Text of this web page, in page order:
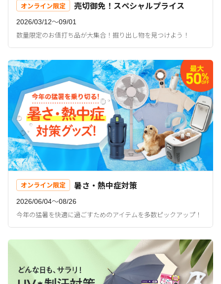
オンライン限定 売切御免！スペシャルプライス
2026/03/12〜09/01
数量限定のお値打ち品が大集合！掘り出し物を見つけよう！
オンライン限定 暑さ・熱中症対策
2026/06/04〜08/26
今年の猛暑を快適に過ごすためのアイテムを多数ピックアップ！